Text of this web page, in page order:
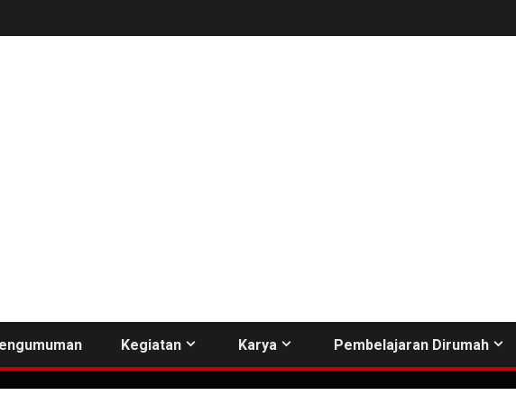
Kegiatan Karya Pembelajaran Dirumah